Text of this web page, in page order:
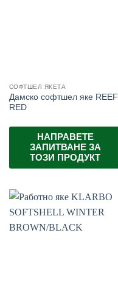
СОФТШЕЛ ЯКЕТА
Дамско софтшел яке REEF
RED
НАПРАВЕТЕ
ЗАПИТВАНЕ ЗА
ТОЗИ ПРОДУКТ